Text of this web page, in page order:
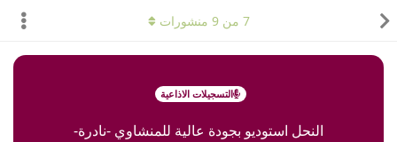
التسجيلات الاذاعية
النحل استوديو بجودة عالية للمنشاوي -نادرة-
7 من9 منشورات